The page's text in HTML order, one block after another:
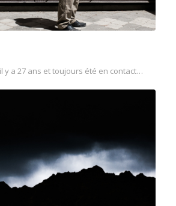
y a 27 ans et toujours été en contact…